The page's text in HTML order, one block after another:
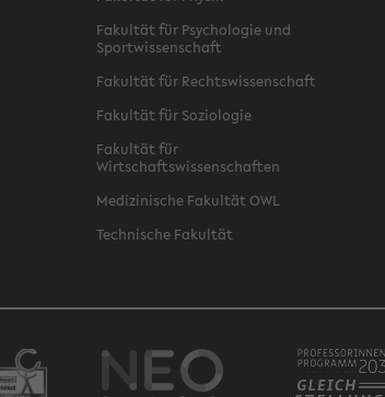
Fakultät für Psychologie und
Sportwissenschaft
Fakultät für Rechtswissenschaft
Fakultät für Soziologie
Fakultät für
Wirtschaftswissenschaften
Medizinische Fakultät OWL
Technische Fakultät